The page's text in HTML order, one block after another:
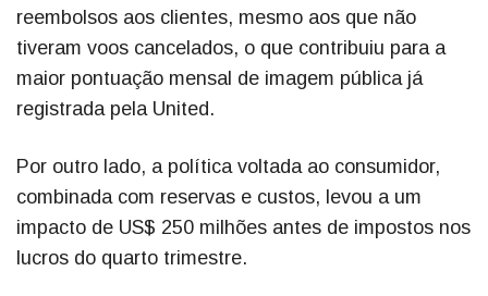
reembolsos aos clientes, mesmo aos que não
tiveram voos cancelados, o que contribuiu para a
maior pontuação mensal de imagem pública já
registrada pela United.
Por outro lado, a política voltada ao consumidor,
combinada com reservas e custos, levou a um
impacto de US$ 250 milhões antes de impostos nos
lucros do quarto trimestre.